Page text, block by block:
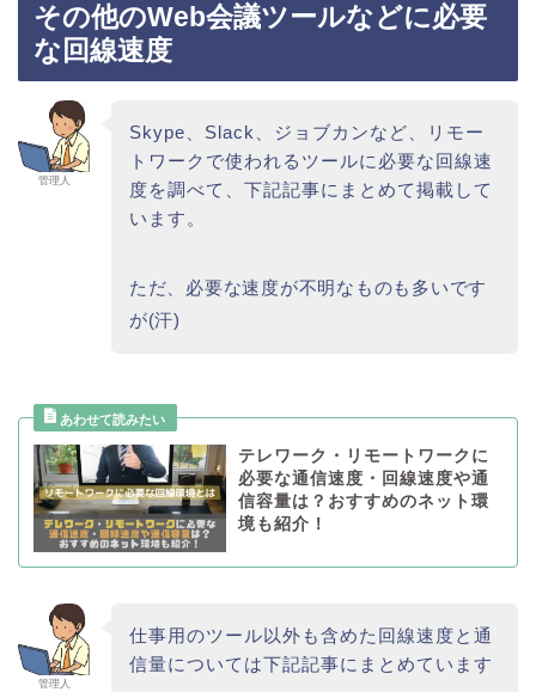
その他のWeb会議ツールなどに必要
な回線速度
管理人
Skype、Slack、ジョブカンなど、リモー
トワークで使われるツールに必要な回線速
度を調べて、下記記事にまとめて掲載して
います。
ただ、必要な速度が不明なものも多いです
が(汗)
テレワーク・リモートワークに
必要な通信速度・回線速度や通
信容量は？おすすめのネット環
境も紹介！
管理人
仕事用のツール以外も含めた回線速度と通
信量については下記記事にまとめています